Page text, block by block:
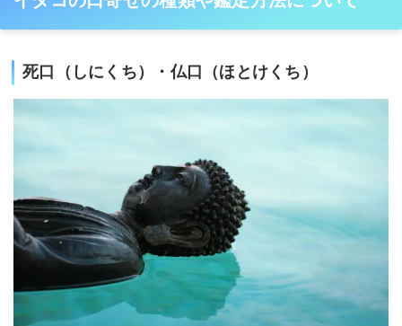
死口（しにくち）・仏口（ほとけくち）